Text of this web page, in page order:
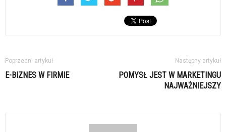
Poprzedni artykuł
E-BIZNES W FIRMIE
Następny artykuł
POMYSŁ JEST W MARKETINGU
NAJWAŻNIEJSZY